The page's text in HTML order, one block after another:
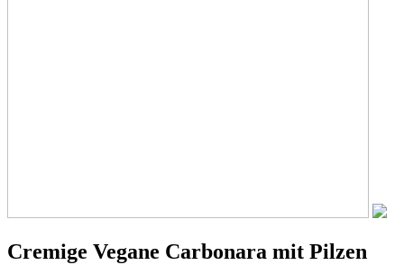
Cremige Vegane Carbonara mit Pilzen